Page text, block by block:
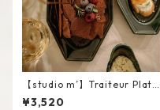
【studio m’】Traiteur Plate
#Navy / L
¥3,520